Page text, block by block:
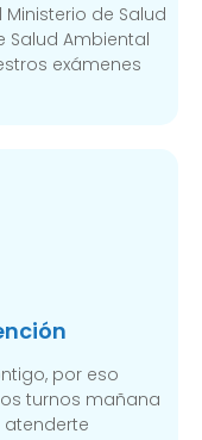
de Salud
Salud Ambiental
exámenes
por eso
turnos mañana